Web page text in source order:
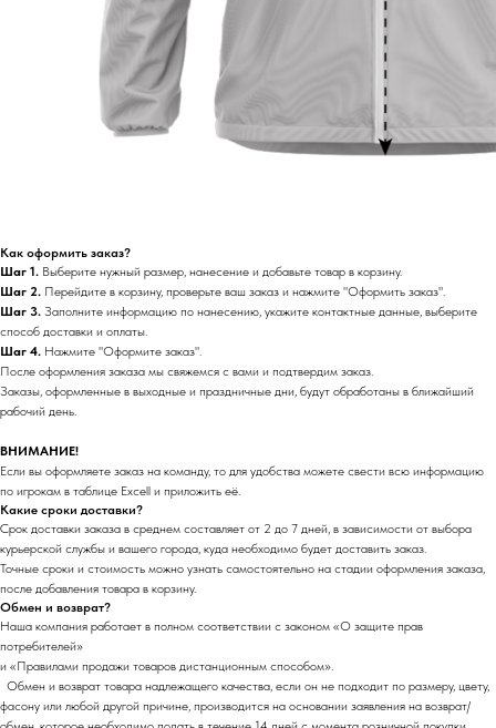
Как оформить заказ?
Шаг 1. Выберите нужный размер, нанесение и добавьте товар в корзину.
Шаг 2. Перейдите в корзину, проверьте ваш заказ и нажмите "Оформить заказ".
Шаг 3. Заполните информацию по нанесению, укажите контактные данные, выберите
способ доставки и оплаты.
Шаг 4. Нажмите "Оформите заказ".
После оформления заказа мы свяжемся с вами и подтвердим заказ.
Заказы, оформленные в выходные и праздничные дни, будут обработаны в ближайший
рабочий день.
ВНИМАНИЕ!
Если вы оформляете заказ на команду, то для удобства можете свести всю информацию
по игрокам в таблице Excell и приложить её.
Какие сроки доставки?
Срок доставки заказа в среднем составляет от 2 до 7 дней, в зависимости от выбора
курьерской службы и вашего города, куда необходимо будет доставить заказ.
Точные сроки и стоимость можно узнать самостоятельно на стадии оформления заказа,
после добавления товара в корзину.
Обмен и возврат?
Наша компания работает в полном соответствии с законом «О защите прав
потребителей»
и «Правилами продажи товаров дистанционным способом».
Обмен и возврат товара надлежащего качества, если он не подходит по размеру, цвету,
фасону или любой другой причине, производится на основании заявления на возврат/